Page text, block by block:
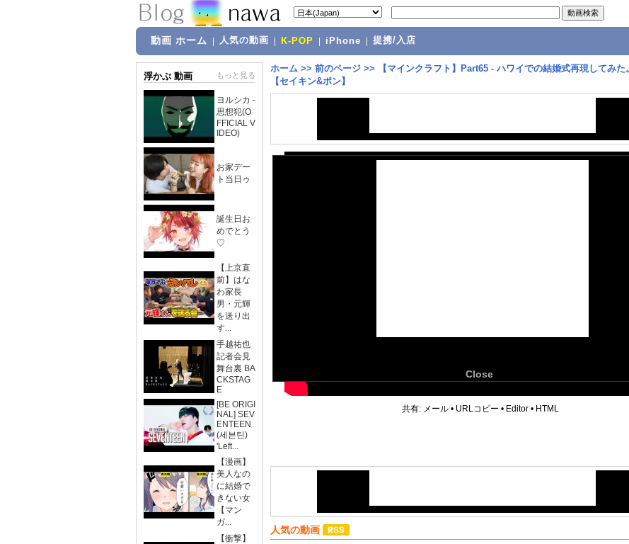
動画 ホーム 人気の動画 K-POP iPhone 提携/入店
浮かぶ 動画 もっと見る
ヨルシカ -
思想犯(O
FFICIAL V
IDEO)
お家デー
ト当日ゥ
誕生日お
めでとう
♡
【上京直
前】はな
わ家長
男・元輝
を送り出
す...
手越祐也
記者会見
舞台裏 BA
CKSTAG
E
[BE ORIGI
NAL] SEV
ENTEEN
(세븐틴)
'Left...
【漫画】
美人なの
に結婚で
きない女
【マン
ガ...
【衝撃】
ホーム >> 前のページ >>
【マインクラフト】Part65 - ハワイでの結婚式再現してみた。
【セイキン&ポン】
Close
共有: メール • URLコピー • Editor • HTML
人気の動画